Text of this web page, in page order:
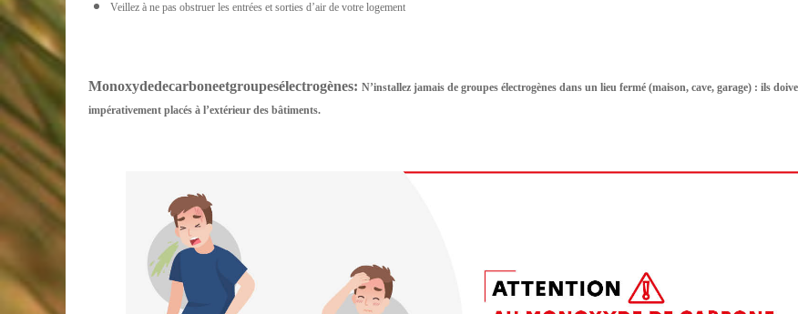
Veillez à ne pas obstruer les entrées et sorties d’air de votre logement
Monoxydedecarboneetgroupesélectrogènes: N’installez jamais de groupes électrogènes dans un lieu fermé (maison, cave, garage) : ils
impérativement placés à l’extérieur des bâtiments.